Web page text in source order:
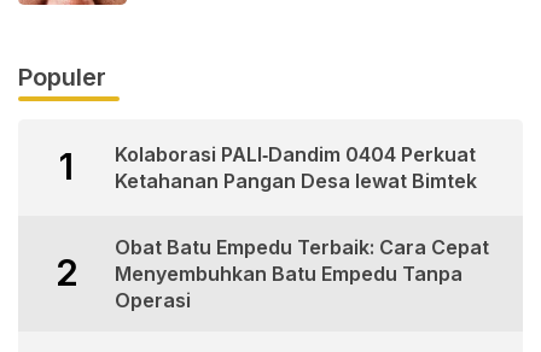
Populer
1
Kolaborasi PALI‑Dandim 0404 Perkuat
Ketahanan Pangan Desa lewat Bimtek
2
Obat Batu Empedu Terbaik: Cara Cepat
Menyembuhkan Batu Empedu Tanpa
Operasi